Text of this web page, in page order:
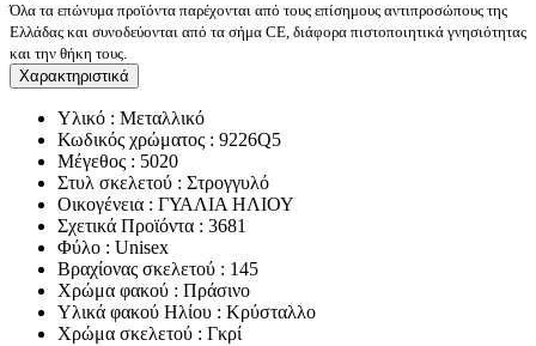
Όλα τα επώνυμα προϊόντα παρέχονται από τους επίσημους αντιπροσώπους της
Ελλάδας και συνοδεύονται από τα σήμα CE, διάφορα πιστοποιητικά γνησιότητας
και την θήκη τους.
Χαρακτηριστικά
Υλικό : Μεταλλικό
Κωδικός χρώματος : 9226Q5
Μέγεθος : 5020
Στυλ σκελετού : Στρογγυλό
Οικογένεια : ΓΥΑΛΙΑ ΗΛΙΟΥ
Σχετικά Προϊόντα : 3681
Φύλο : Unisex
Βραχίονας σκελετού : 145
Χρώμα φακού : Πράσινο
Υλικά φακού Ηλίου : Κρύσταλλο
Χρώμα σκελετού : Γκρί